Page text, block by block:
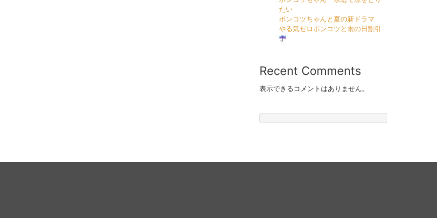
たい
ポンコツちゃんと夏の新ドラマ
やる気ゼロポンコツと雨の日割引
Recent Comments
表示できるコメントはありません。